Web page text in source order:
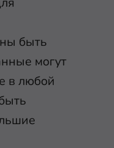
быть
могут
в любой